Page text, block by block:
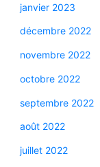
janvier 2023
décembre 2022
novembre 2022
octobre 2022
septembre 2022
août 2022
juillet 2022